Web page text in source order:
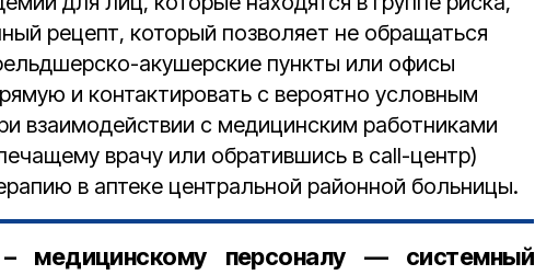
рецепт, который позволяет не обращаться
акушерские пункты или офисы
и контактировать с вероятно условным
взаимодействии с медицинским работниками
врачу или обратившись в call-центр)
в аптеке центральной районной больницы.
медицинскому персоналу — системный